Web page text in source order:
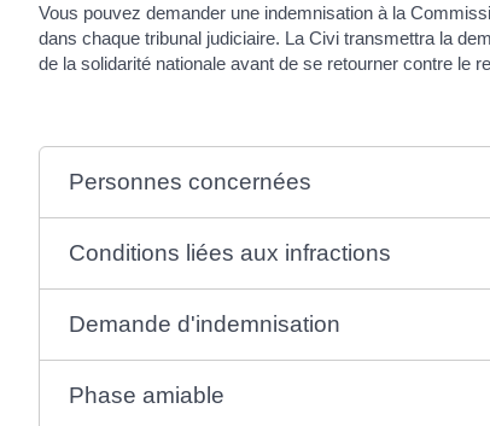
Vous pouvez demander une indemnisation à la
dans chaque tribunal judiciaire. La Civi transmettra la
de la solidarité nationale avant de se retourner contre le
Personnes concernées
Conditions liées aux infractions
Demande d'indemnisation
Phase amiable